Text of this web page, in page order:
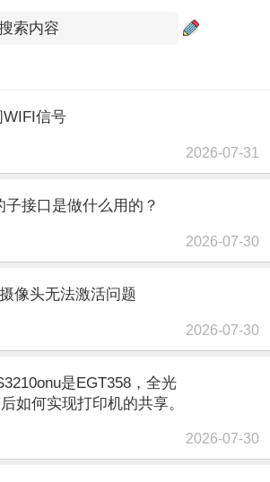
信号
2026-07-31
子接口是做什么用的？
2026-07-30
像头无法激活问题
2026-07-30
是EGT358，全光
如何实现打印机的共享。
2026-07-30